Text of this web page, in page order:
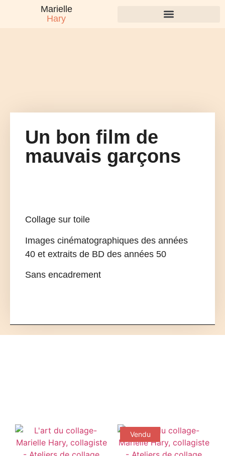
Marielle
Hary
Un bon film de
mauvais garçons
Collage sur toile
Images cinématographiques des années
40 et extraits de BD des années 50
Sans encadrement
Vendu